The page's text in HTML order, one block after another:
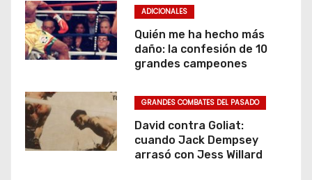
ADICIONALES
Quién me ha hecho más
daño: la confesión de 10
grandes campeones
GRANDES COMBATES DEL PASADO
David contra Goliat:
cuando Jack Dempsey
arrasó con Jess Willard